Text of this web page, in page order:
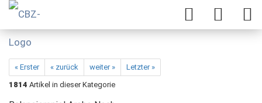
« Erster « zurück weiter »
Letzter »
1814 Artikel in dieser Kategorie